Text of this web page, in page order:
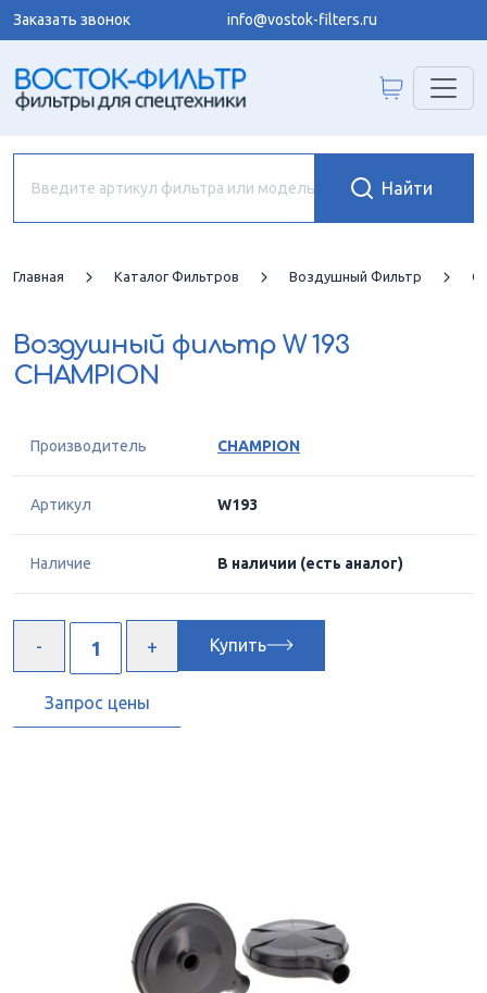
Заказать звонок info@vostok-filters.ru
Главная Каталог Фильтров Воздушный Фильтр
Воздушный фильтр W 193
CHAMPION
Производитель CHAMPION
Артикул W193
Наличие В наличии (есть аналог)
Купить
Запрос цены